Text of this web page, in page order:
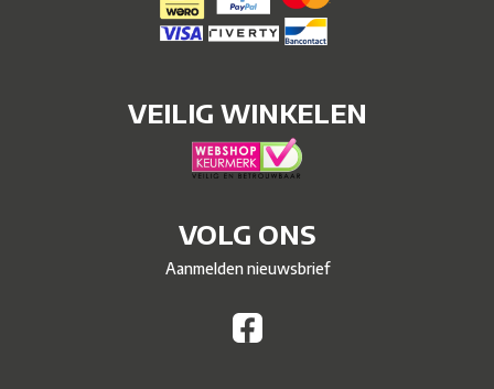
VEILIG WINKELEN
VOLG ONS
Aanmelden nieuwsbrief